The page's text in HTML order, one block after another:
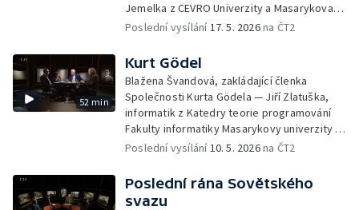
Jemelka z CEVRO Univerzity a Masarykova
ústavu — a Archivu Akademie věd
Poslední vysílání17. 5. 2026na ČT2
52 min
Kurt Gödel
Blažena Švandová, zakládající členka
Společnosti Kurta Gödela — Jiří Zlatuška,
informatik z Katedry teorie programování
Fakulty informatiky Masarykovy univerzity —
Jiří Raclavský, logik a filozof z Katedry
univerzity
Poslední vysílání10. 5. 2026na ČT2
Poslední rána Sovětského
svazu